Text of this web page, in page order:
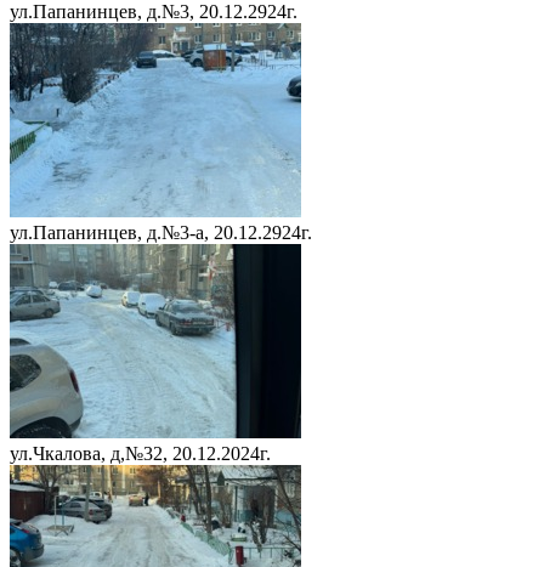
ул.Папанинцев, д.№3, 20.12.2924г.
ул.Папанинцев, д.№3-а, 20.12.2924г.
ул.Чкалова, д,№32, 20.12.2024г.